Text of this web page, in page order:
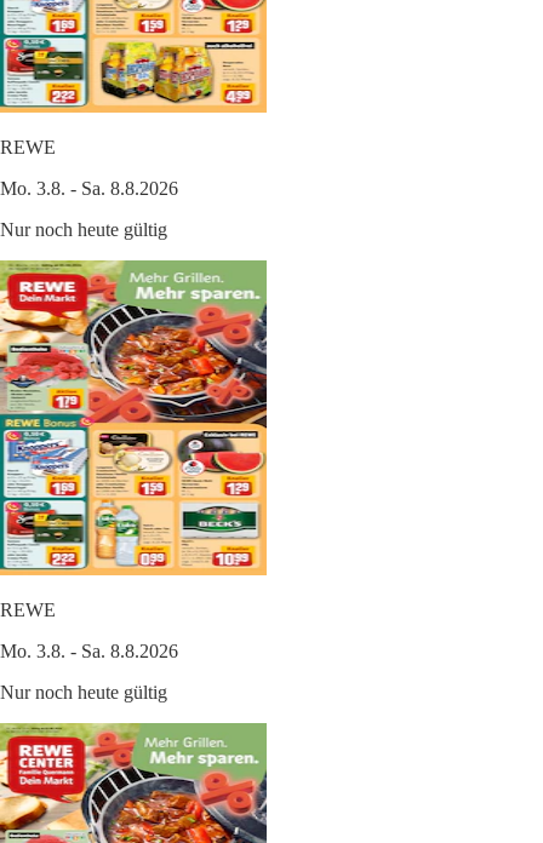
REWE
Mo. 3.8. - Sa. 8.8.2026
Nur noch heute gültig
REWE
Mo. 3.8. - Sa. 8.8.2026
Nur noch heute gültig